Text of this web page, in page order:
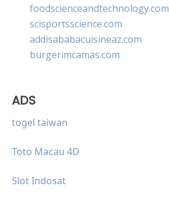
foodscienceandtechnology.com
scisportsscience.com
addisababacuisineaz.com
burgerimcamas.com
ADS
togel taiwan
Toto Macau 4D
Slot Indosat